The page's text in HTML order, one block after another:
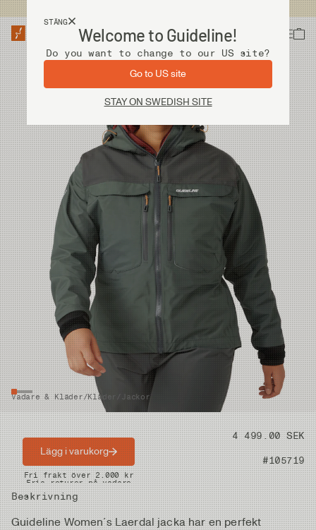
STÄNG
Welcome to Guideline!
Do you want to change to our US site?
Go to US site
STAY ON SWEDISH SITE
Vadare & Kläder/Kläder Jackor
Pris 4 499.00 SEK
Artikelnummer #105719
Beskrivning
Guideline Women´s Laerdal jacka har en perfekt
Lägg i varukorg
Snabba leveranser
Fri frakt över 2.000 kr
Fria returer på vadare